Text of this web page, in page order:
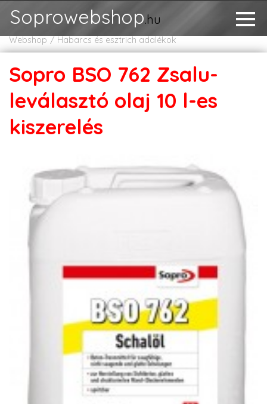
Soprowebshop.hu
Webshop Habarcs és esztrich adalékok
Sopro BSO 762 Zsalu-
leválasztó olaj 10 l-es
kiszerelés